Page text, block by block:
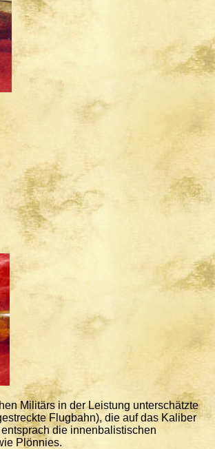
Militärs in der Leistung unterschätzte
Flugbahn), die auf das Kaliber
die innenbalistischen
Plönnies.